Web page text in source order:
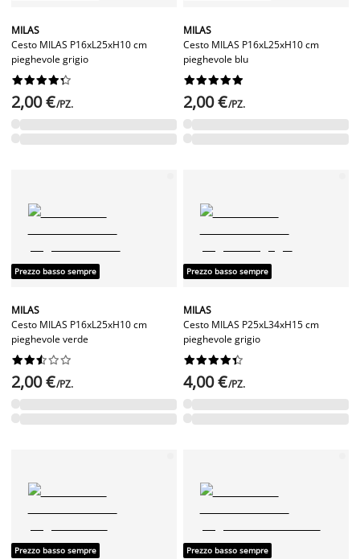
MILAS
Cesto MILAS P16xL25xH10 cm
pieghevole grigio






2,00 €/PZ.
MILAS
Cesto MILAS P16xL25xH10 cm
pieghevole blu






2,00 €/PZ.
Prezzo basso sempre
MILAS
Cesto MILAS P16xL25xH10 cm
pieghevole verde






2,00 €/PZ.
Prezzo basso sempre
MILAS
Cesto MILAS P25xL34xH15 cm
pieghevole grigio






4,00 €/PZ.
Prezzo basso sempre Prezzo basso sempre